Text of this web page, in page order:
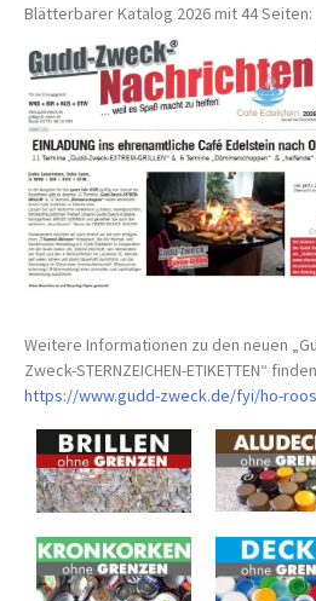
Blätterbarer Katalog 2026 mit 44 Seiten:
Weitere Informationen zu den neuen
Zweck-STERNZEICHEN-ETIKETTEN“
https://www.gudd-zweck.de/fyi/ho-